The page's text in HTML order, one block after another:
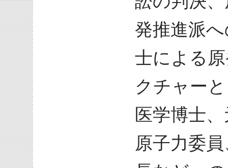
発推進派
士による
クチャー
医学博士
原子力委